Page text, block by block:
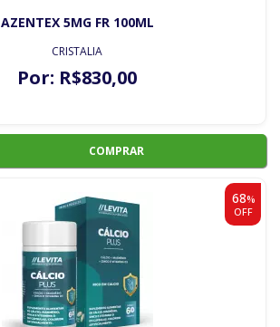
AZENTEX 5MG FR 100ML
CRISTALIA
Por: R$830,00
COMPRAR
68%
OFF